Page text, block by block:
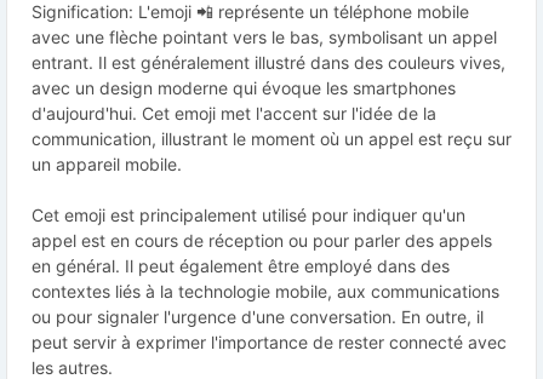
Signification: L'emoji 📲 représente un téléphone mobile
avec une flèche pointant vers le bas, symbolisant un appel
entrant. Il est généralement illustré dans des couleurs vives,
avec un design moderne qui évoque les smartphones
d'aujourd'hui. Cet emoji met l'accent sur l'idée de la
communication, illustrant le moment où un appel est reçu sur
un appareil mobile.
Cet emoji est principalement utilisé pour indiquer qu'un
appel est en cours de réception ou pour parler des appels
en général. Il peut également être employé dans des
contextes liés à la technologie mobile, aux communications
ou pour signaler l'urgence d'une conversation. En outre, il
peut servir à exprimer l'importance de rester connecté avec
les autres.